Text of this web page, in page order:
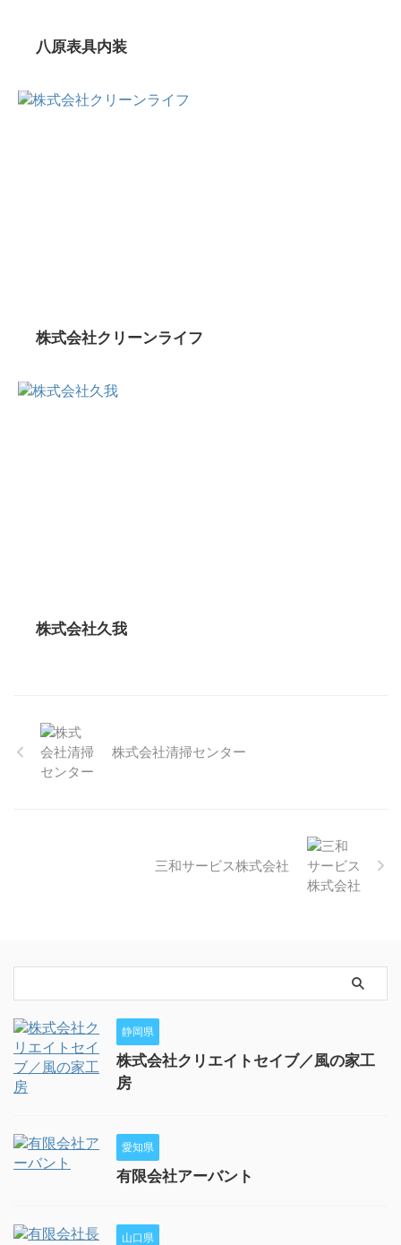
八原表具内装
株式会社クリーンライフ
株式会社久我
株式会社清掃センター
三和サービス株式会社
静岡県
株式会社クリエイトセイブ／風の家工
房
愛知県
有限会社アーバント
山口県